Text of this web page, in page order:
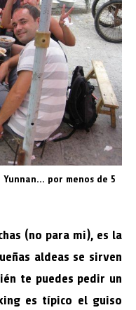
por menos de 5
(no para mi), es la
aldeas se sirven
te puedes pedir un
es típico el guiso